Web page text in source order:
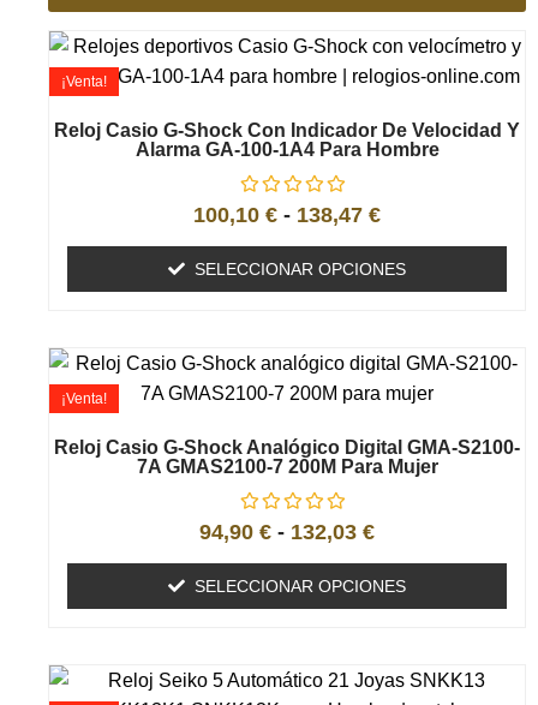
Reloj Casio G-Shock Con Indicador De Velocidad Y
Alarma GA-100-1A4 Para Hombre
¡Venta!
100,10 € - 138,47 €
SELECCIONAR OPCIONES
Reloj Casio G-Shock Analógico Digital GMA-S2100-
7A GMAS2100-7 200M Para Mujer
¡Venta!
94,90 € - 132,03 €
SELECCIONAR OPCIONES